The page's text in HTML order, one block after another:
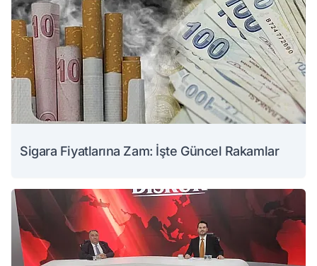
Sigara Fiyatlarına Zam: İşte Güncel Rakamlar